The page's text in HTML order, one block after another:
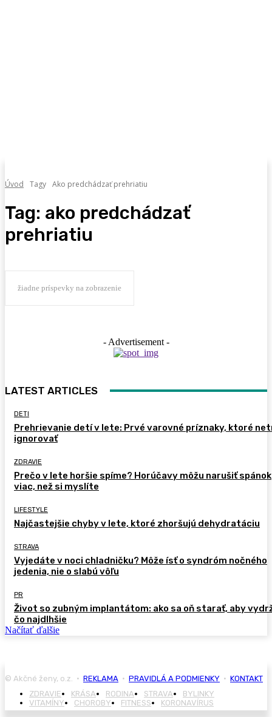
Úvod Tagy Ako predchádzať prehriatiu
Tag: ako predchádzať
prehriatiu
žiadne príspevky na zobrazenie
- Advertisement -
LATEST ARTICLES
DETI
Prehrievanie detí v lete: Prvé varovné príznaky, ktoré
ignorovať
ZDRAVIE
Prečo v lete horšie spíme? Horúčavy môžu narušiť spánok
viac, než si myslíte
LIFESTYLE
Najčastejšie chyby v lete, ktoré zhoršujú dehydratáciu
STRAVA
Vyjedáte v noci chladničku? Môže ísť o syndróm nočného
jedenia, nie o slabú vôľu
PR
Život so zubným implantátom: ako sa oň starať, aby
čo najdlhšie
Načítať ďalšie
© Akčné ženy, o.z. • REKLAMA • PRAVIDLÁ A PODMIENKY • KONTAKT
ZDRAVIE
KRÁSA RODINA STRAVA
BYLINKY
VITAMÍNY
CHOROBY FITNESS KORONAVÍRUS